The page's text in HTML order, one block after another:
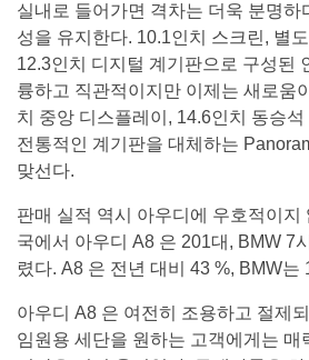
실내로 들어가면 격차는 더욱 분명하
성을 유지한다. 10.1인치 스크린, 별
12.3인치 디지털 계기판으로 구성된
륭하고 직관적이지만 이제는 새로움
치 중앙 디스플레이, 14.6인치 동승
전통적인 계기판을 대체하는
맞선다.
판매 실적 역시 아우디에 우호적이지
국에서 아우디 A8 은 201대, BMW 7
렸다. A8 은 전년 대비 43 %, BMW는
아우디 A8 은 여전히 조용하고 절제
임원용 세단을 원하는 고객에게는 매